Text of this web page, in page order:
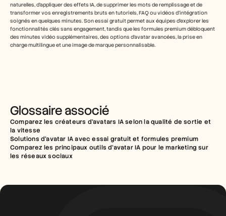
naturelles, d’appliquer des effets IA, de supprimer les mots de remplissage et de
transformer vos enregistrements bruts en tutoriels, FAQ ou vidéos d’intégration
soignés en quelques minutes. Son essai gratuit permet aux équipes d’explorer les
fonctionnalités clés sans engagement, tandis que les formules premium débloquent
des minutes vidéo supplémentaires, des options d’avatar avancées, la prise en
charge multilingue et une image de marque personnalisable.
Glossaire associé
Comparez les créateurs d’avatars IA selon la qualité de sortie et
la vitesse
Solutions d’avatar IA avec essai gratuit et formules premium
Comparez les principaux outils d'avatar IA pour le marketing sur
les réseaux sociaux